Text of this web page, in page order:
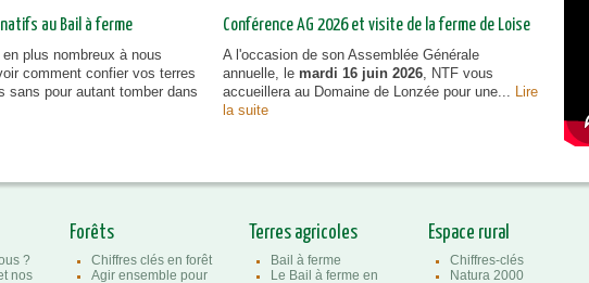
au Bail à ferme
plus nombreux à nous
comment confier vos terres
sans pour autant tomber dans
Conférence AG 2026 et visite de la ferme de Loise
A l'occasion de son Assemblée Générale
annuelle, le mardi 16 juin 2026, NTF vous
accueillera au Domaine de Lonzée pour une... Lire
la suite
?
nos
Forêts
Chiffres clés en forêt
Agir ensemble pour
Terres agricoles
Bail à ferme
Le Bail à ferme en
Espace rural
Chiffres-clés
Natura 2000